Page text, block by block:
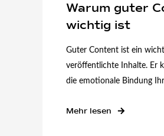
Warum guter
wichtig ist
Guter Content ist ein
veröffentlichte Inhalte. Er
die emotionale Bindung
Mehr lesen